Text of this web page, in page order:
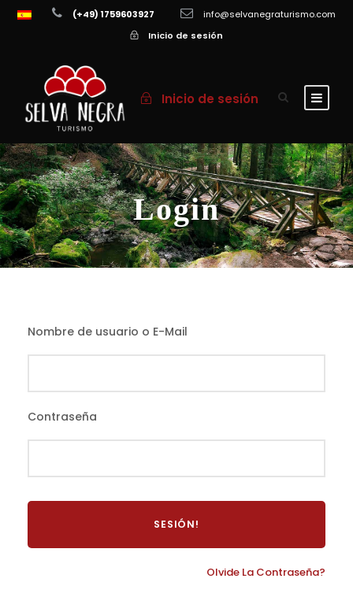
(+49) 1759603927
info@selvanegraturismo.com
Inicio de sesión
Inicio de sesión
Login
Nombre de usuario o E-Mail
Contraseña
Olvide La Contraseña?